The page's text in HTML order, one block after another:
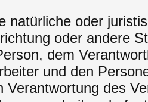
natürliche oder
oder andere
dem
und den
Verantwortung des